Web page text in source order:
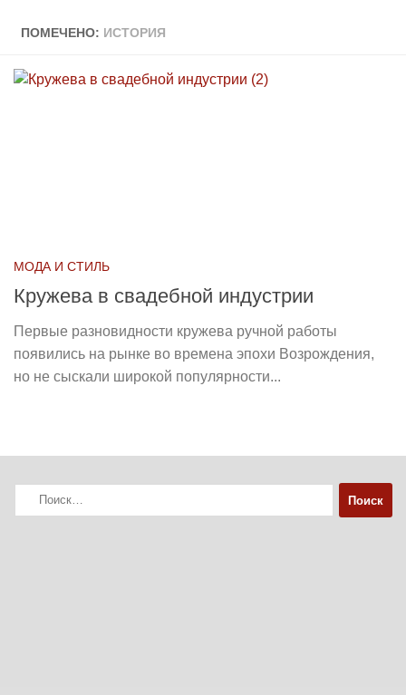
ПОМЕЧЕНО: ИСТОРИЯ
МОДА И СТИЛЬ
Кружева в свадебной индустрии
Первые разновидности кружева ручной работы
появились на рынке во времена эпохи Возрождения,
но не сыскали широкой популярности...
Найти: